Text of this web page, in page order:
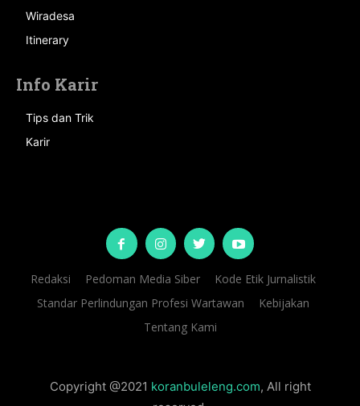
Wiradesa
Itinerary
Info Karir
Tips dan Trik
Karir
Redaksi Pedoman Media Siber
Kode Etik Jurnalistik
Standar Perlindungan Profesi Wartawan
Kebijakan
Tentang Kami
Copyright @2021 koranbuleleng.com, All right